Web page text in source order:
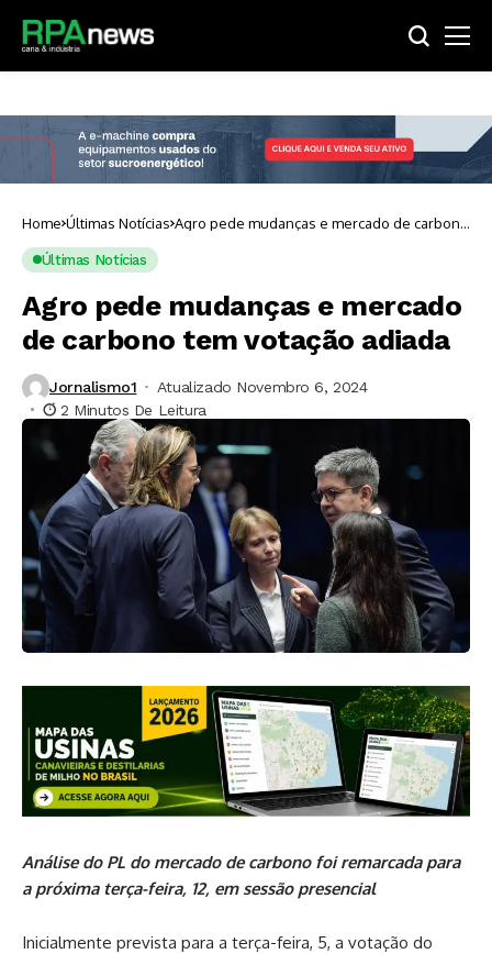
Home Últimas Notícias Agro pede mudanças e mercado de carbono
tem votação adiada
Últimas Notícias
Agro pede mudanças e mercado
de carbono tem votação adiada
Jornalismo1
Atualizado Novembro 6, 2024
2 Minutos De Leitura
Análise do PL do mercado de carbono foi remarcada para
a próxima terça-feira, 12, em sessão presencial
Inicialmente prevista para a terça-feira, 5, a votação do